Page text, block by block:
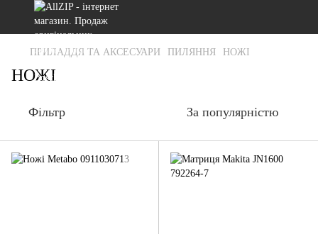
ПРИЛАДДЯ ТА АКСЕСУАРИ ПИЛЯННЯ НОЖІ
НОЖІ
Фільтр За популярністю